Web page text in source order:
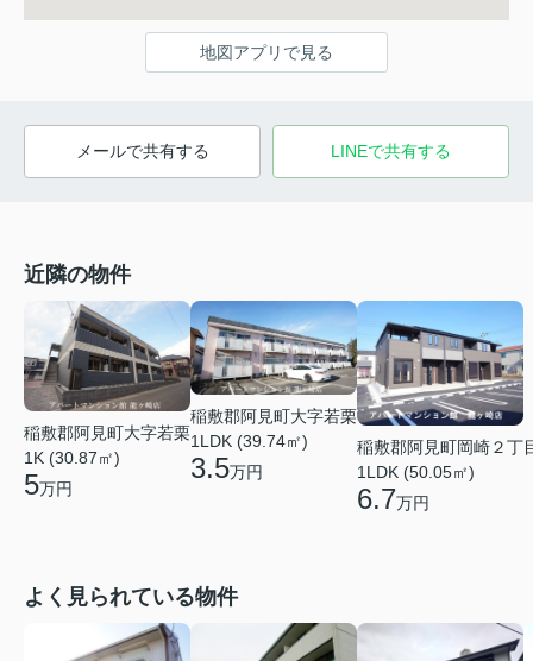
地図アプリで見る
メールで共有する LINEで共有する
近隣の物件
稲敷郡阿見町大字若栗
1K (30.87㎡)
5万円
稲敷郡阿見町大字若栗
1LDK (39.74㎡)
3.5万円
稲敷郡阿見町岡崎２丁
1LDK (50.05㎡)
6.7万円
よく見られている物件